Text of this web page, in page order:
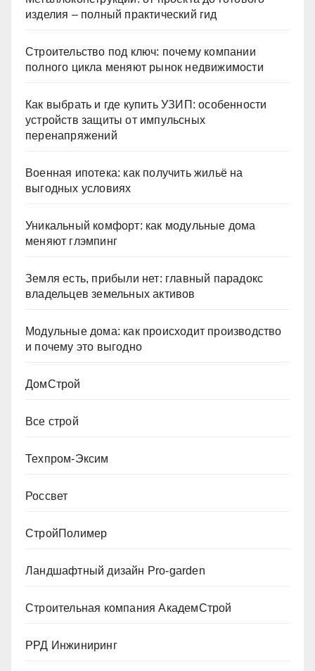
изделия – полный практический гид
Строительство под ключ: почему компании
полного цикла меняют рынок недвижимости
Как выбрать и где купить УЗИП: особенности
устройств защиты от импульсных
перенапряжений
Военная ипотека: как получить жильё на
выгодных условиях
Уникальный комфорт: как модульные дома
меняют глэмпинг
Земля есть, прибыли нет: главный парадокс
владельцев земельных активов
Модульные дома: как происходит производство
и почему это выгодно
ДомСтрой
Все строй
Техпром-Эксим
Россвет
СтройПолимер
Ландшафтный дизайн Pro-garden
Строительная компания АкадемСтрой
РРД Инжиниринг